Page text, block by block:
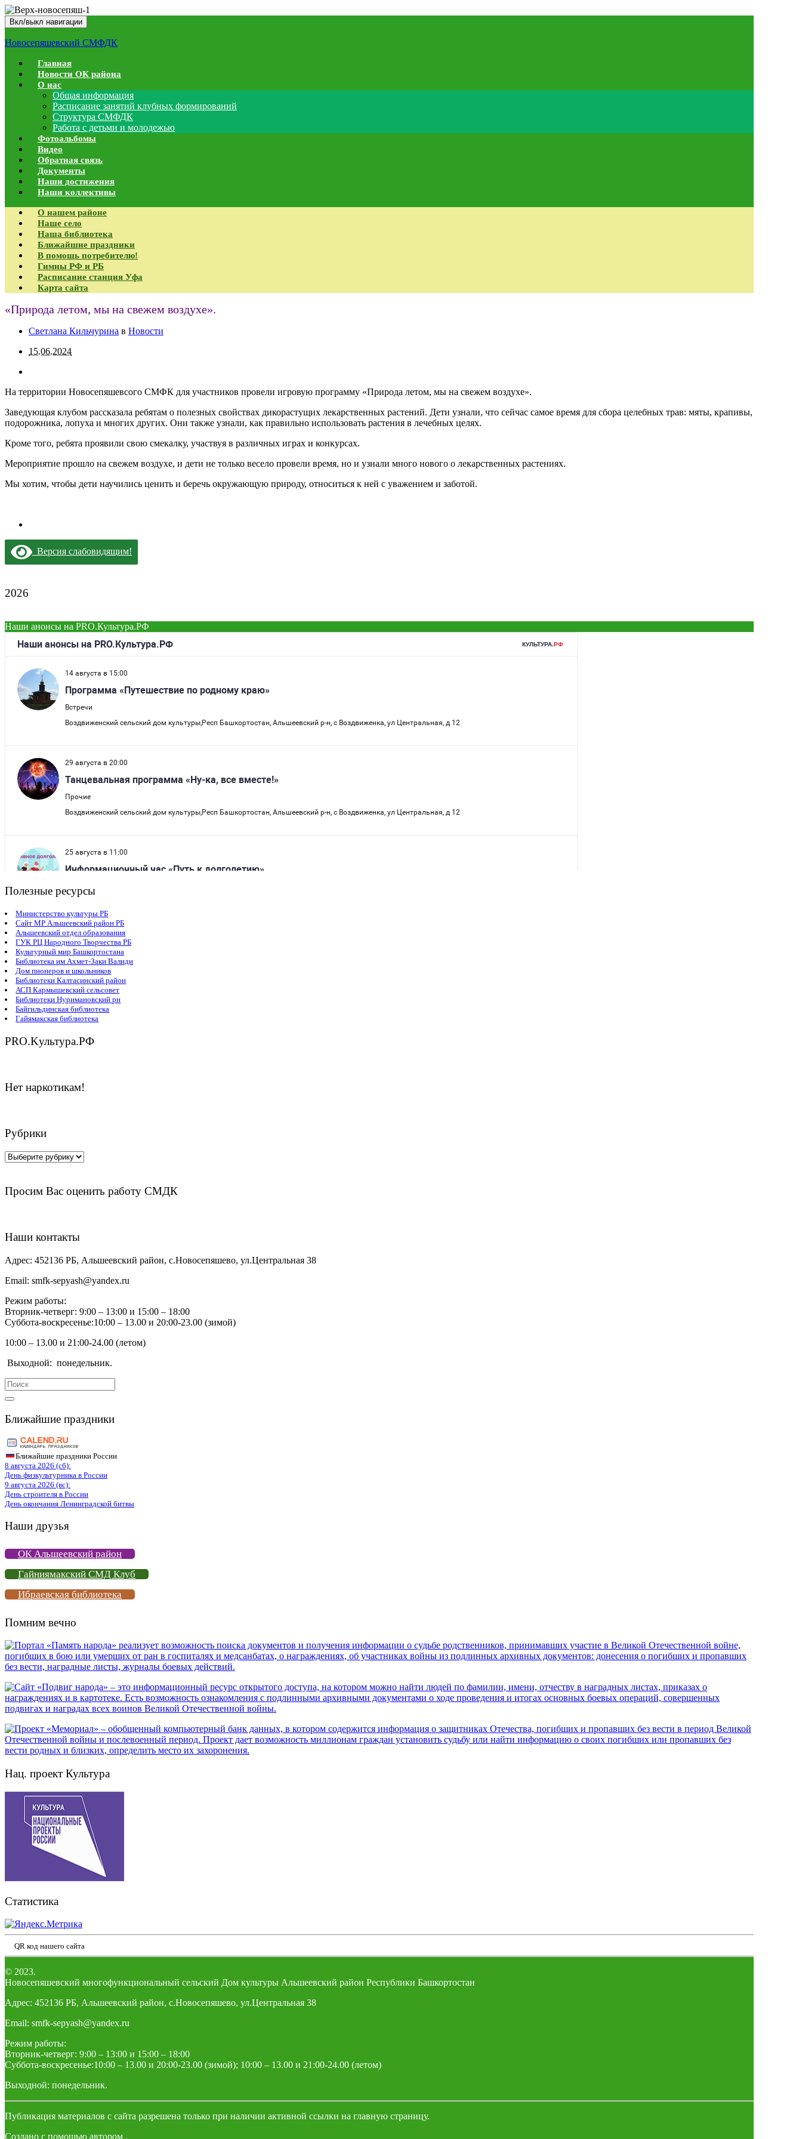
Вкл/выкл навигации
Новосепяшевский СМФДК
Главная
Новости ОК района
О нас
Общая информация
Расписание занятий клубных формирований
Структура СМФДК
Работа с детьми и молодежью
Фотоальбомы
Видео
Обратная связь
Документы
Наши достижения
Наши коллективы
О нашем районе
Наше село
Наша библиотека
Ближайшие праздники
В помощь потребителю!
Гимны РФ и РБ
Расписание станция Уфа
Карта сайта
«Природа летом, мы на свежем воздухе».
Светлана Кильчурина в Новости
15.06.2024
На территории Новосепяшевсого СМФК для участников провели игровую программу «Природа летом, мы на свежем воздухе».
Заведующая клубом рассказала ребятам о полезных свойствах дикорастущих лекарственных растений. Дети узнали, что сейчас самое время для сбора целебных трав: мяты, крапивы,
подорожника, лопуха и многих других. Они также узнали, как правильно использовать растения в лечебных целях.
Кроме того, ребята проявили свою смекалку, участвуя в различных играх и конкурсах.
Мероприятие прошло на свежем воздухе, и дети не только весело провели время, но и узнали много нового о лекарственных растениях.
Мы хотим, чтобы дети научились ценить и беречь окружающую природу, относиться к ней с уважением и заботой.
Версия слабовидящим!
2026
Наши анонсы на PRO.Культура.РФ
Полезные ресурсы
Министерство культуры РБ
Сайт МР Альшеевский район РБ
Альшеевский отдел образования
ГУК РЦ Народного Творчества РБ
Культурный мир Башкортостана
Библиотека им Ахмет-Заки Валиди
Дом пионеров и школьников
Библиотеки Калтасинский район
АСП Кармышевский сельсовет
Библиотеки Нуримановский рн
Байгильдинская библиотека
Гайямакская библиотека
PRO.Kультура.РФ
Нет наркотикам!
Рубрики
Рубрики
Просим Вас оценить работу СМДК
Наши контакты
Адрес: 452136 РБ, Альшеевский район, с.Новосепяшево, ул.Центральная 38
Email: smfk-sepyash@yandex.ru
Режим работы:
Вторник-четверг: 9:00 – 13:00 и 15:00 – 18:00
Суббота-воскресенье:10:00 – 13.00 и 20:00-23.00 (зимой)
10:00 – 13.00 и 21:00-24.00 (летом)
Выходной: понедельник.
Search
for:
Ближайшие праздники
Ближайшие праздники России
8 августа 2026 (сб):
День физкультурника в России
9 августа 2026 (вс):
День строителя в России
День окончания Ленинградской битвы
Наши друзья
ОК Альшеевский район
Гайниямакский СМД Клуб
Ибраевская библиотека
Помним вечно
Нац. проект Культура
Статистика
QR код нашего сайта
© 2023.
Новосепяшевский многофункциональный сельский Дом культуры Альшеевский район Республики Башкортостан
Адрес: 452136 РБ, Альшеевский район, с.Новосепяшево, ул.Центральная 38
Email: smfk-sepyash@yandex.ru
Режим работы:
Вторник-четверг: 9:00 – 13:00 и 15:00 – 18:00
Суббота-воскресенье:10:00 – 13.00 и 20:00-23.00 (зимой); 10:00 – 13.00 и 21:00-24.00 (летом)
Выходной: понедельник.
Публикация материалов с сайта разрешена только при наличии активной ссылки на главную страницу.
Создано с помощью автором .